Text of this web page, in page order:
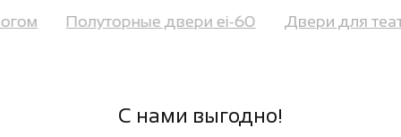
Полуторные двери ei-60 Двери для
С нами выгодно!